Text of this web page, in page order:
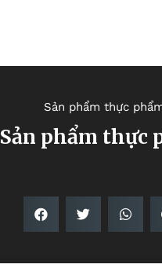
Sản phẩm thực
Sản phẩm thực